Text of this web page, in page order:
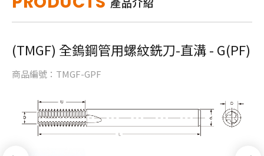
(TMGF) 全鎢鋼管用螺紋銑刀-直溝 - G(PF)
商品編號：TMGF-GPF